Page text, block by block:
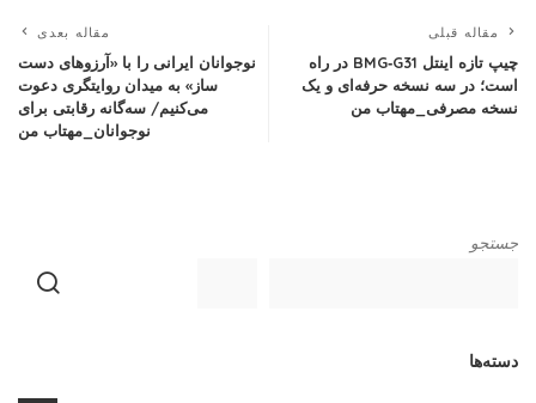
مقاله قبلی
چیپ تازه اینتل BMG‑G31 در راه
است؛ در سه نسخه حرفه‌ای و یک
نسخه مصرفی_مهتاب من
مقاله بعدی
نوجوانان ایرانی را با «آرزوهای دست
ساز» به میدان روایتگری دعوت
می‌کنیم/ سه‌گانه رقابتی برای
نوجوانان_مهتاب من
جستجو
دسته‌ها